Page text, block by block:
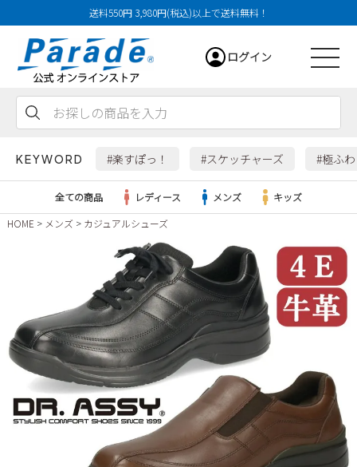
送料550円 3,980円(税込)以上で送料無料！
ログイン
KEYWORD #楽すぽっ！ #スケッチャーズ #極ふ
すべての商品
サンダル
レインシューズ
メンズ
すべての商品
サンダル
レインシューズ
キッズ
すべての商品
NEW
全ての商品 レディース メンズ
キッズ
HOME
メンズ カジュアルシューズ